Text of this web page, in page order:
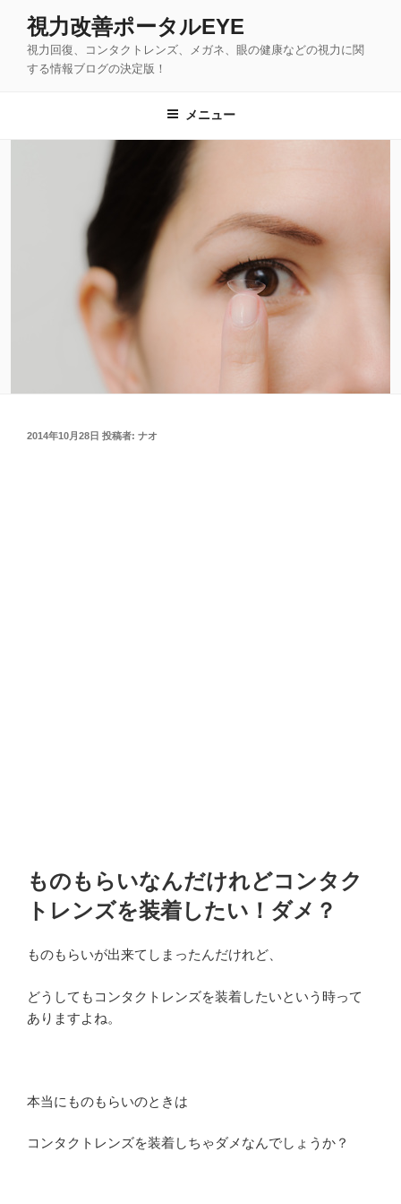
ス
視力改善ポータルEYE
視力回復、コンタクトレンズ、メガネ、眼の健康などの視力に関
する情報ブログの決定版！
メニュー
投
2014年10月28日 投稿者: ナオ
ものもらいなんだけれどコンタク
トレンズを装着したい！ダメ？
ものもらいが出来てしまったんだけれど、
どうしてもコンタクトレンズを装着したいという時って
ありますよね。
本当にものもらいのときは
コンタクトレンズを装着しちゃダメなんでしょうか？